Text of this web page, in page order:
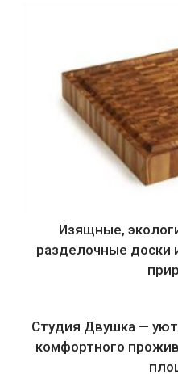
Изящные,
разделочные доски
Студия Двушка —
комфортного